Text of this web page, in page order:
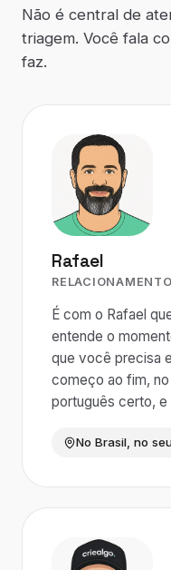
Não é central de
triagem. Você fala
faz.
Rafael
É com o Rafael
entende o
que você precisa
começo ao fim,
português certo,
No Brasil, no